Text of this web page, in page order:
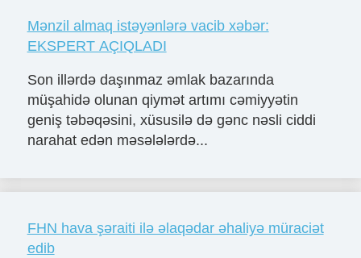
Mənzil almaq istəyənlərə vacib xəbər:
EKSPERT AÇIQLADI
Son illərdə daşınmaz əmlak bazarında
müşahidə olunan qiymət artımı cəmiyyətin
geniş təbəqəsini, xüsusilə də gənc nəsli ciddi
narahat edən məsələlərdə...
FHN hava şəraiti ilə əlaqədar əhaliyə müraciət
edib